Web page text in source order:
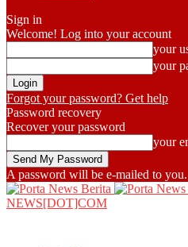
Sign in
Welcome! Log into your account
your
your
Forgot your password? Get help
Password recovery
Recover your password
your
A password will be e-mailed to you.
NEWS[DOT]COM